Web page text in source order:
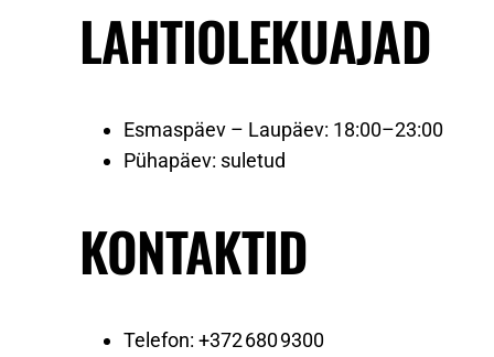
LAHTIOLEKUAJAD
Esmaspäev – Laupäev: 18:00–23:00
Pühapäev: suletud
KONTAKTID
Telefon: +372 680 9300